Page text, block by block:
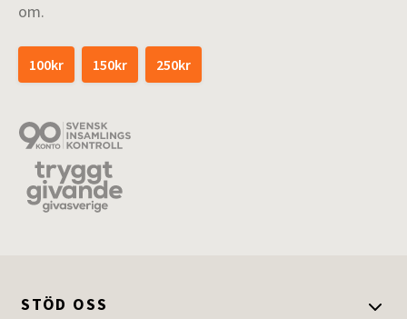
om.
100kr 150kr 250kr
STÖD OSS